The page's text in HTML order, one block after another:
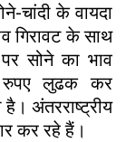
चांदी के वायदा
गिरावट के साथ
सोने का भाव
रुपए लुढक कर
अंतरराष्ट्रीय
कर रहे हैं।